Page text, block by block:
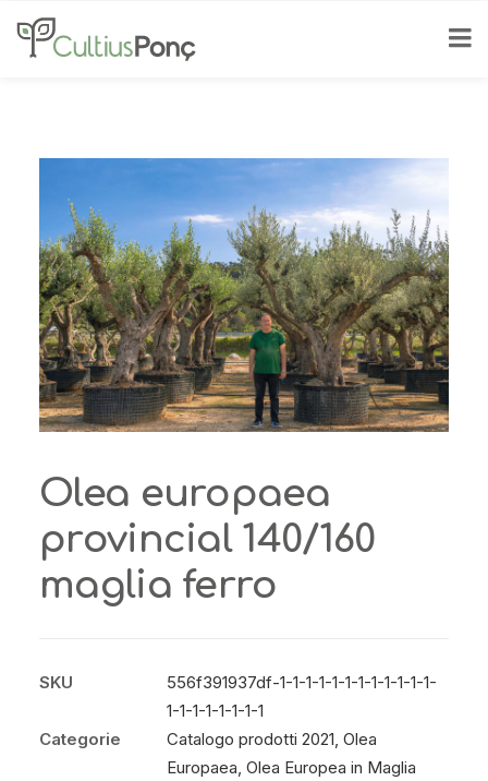
Olea europaea
provincial 140/160
maglia ferro
SKU
556f391937df-1-1-1-1-1-1-1-1-1-1-1-1-
1-1-1-1-1-1-1-1
Categorie
Catalogo prodotti 2021, Olea
Europaea, Olea Europea in Maglia